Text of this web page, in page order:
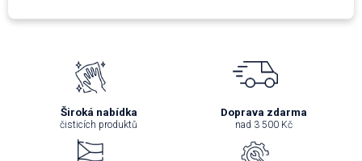
Široká nabídka
čisticích produktů
Doprava zdarma
nad 3 500 Kč